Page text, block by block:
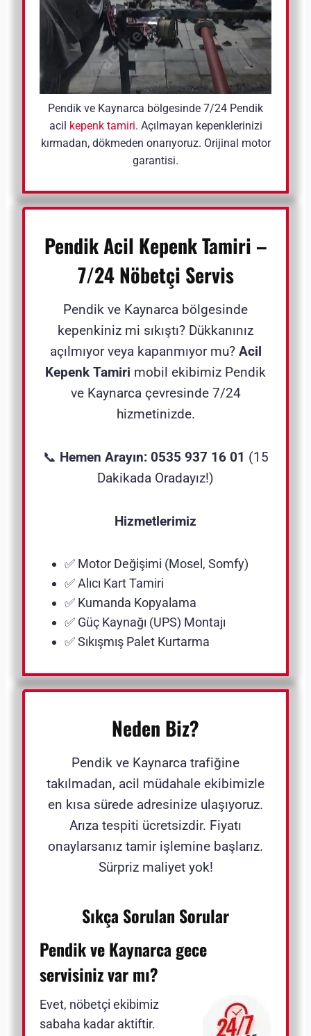
Pendik ve Kaynarca bölgesinde 7/24 Pendik
acil kepenk tamiri. Açılmayan kepenklerinizi
kırmadan, dökmeden onarıyoruz. Orijinal motor
garantisi.
Pendik Acil Kepenk Tamiri –
7/24 Nöbetçi Servis
Pendik ve Kaynarca bölgesinde
kepenkiniz mi sıkıştı? Dükkanınız
açılmıyor veya kapanmıyor mu? Acil
Kepenk Tamiri mobil ekibimiz Pendik
ve Kaynarca çevresinde 7/24
hizmetinizde.
📞 Hemen Arayın: 0535 937 16 01 (15
Dakikada Oradayız!)
Hizmetlerimiz
✅ Motor Değişimi (Mosel, Somfy)
✅ Alıcı Kart Tamiri
✅ Kumanda Kopyalama
✅ Güç Kaynağı (UPS) Montajı
✅ Sıkışmış Palet Kurtarma
Neden Biz?
Pendik ve Kaynarca trafiğine
takılmadan, acil müdahale ekibimizle
en kısa sürede adresinize ulaşıyoruz.
Arıza tespiti ücretsizdir. Fiyatı
onaylarsanız tamir işlemine başlarız.
Sürpriz maliyet yok!
Sıkça Sorulan Sorular
Pendik ve Kaynarca gece
servisiniz var mı?
Evet, nöbetçi ekibimiz
sabaha kadar aktiftir.